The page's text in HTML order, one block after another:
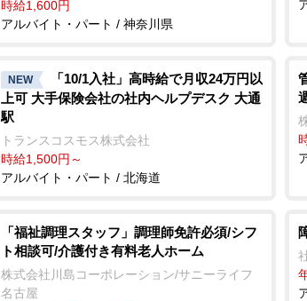
時給1,600円
アルバイト・パート / 神奈川県
NEW
「10/1入社」高時給で月収24万円以
上可 大手保険会社の社内ヘルプデスク 大通
駅
トランスコスモス株式会社
時給1,500円～
アルバイト・パート / 北海道
「福祉調理スタッフ」調理師免許必須/シフ
ト相談可/介護付き有料老人ホーム
株式会社川島コーポレーション/サニーライフ
名古屋